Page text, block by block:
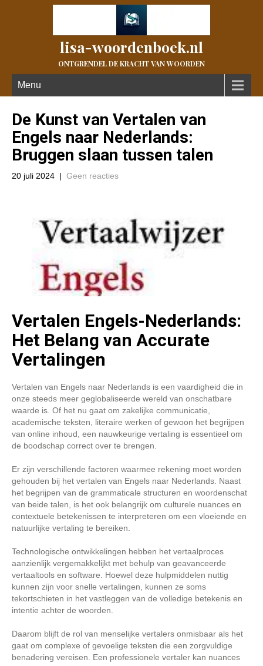
lisa-woordenboek.nl
ONTGRENDEL DE KRACHT VAN WOORDEN
Menu
De Kunst van Vertalen van
Engels naar Nederlands:
Bruggen slaan tussen talen
20 juli 2024 | Geen reacties
Vertalen Engels-Nederlands:
Het Belang van Accurate
Vertalingen
Vertalen van Engels naar Nederlands is een vaardigheid die in
onze steeds meer geglobaliseerde wereld van onschatbare
waarde is. Of het nu gaat om zakelijke communicatie,
academische teksten, literaire werken of gewoon het begrijpen
van online inhoud, een nauwkeurige vertaling is essentieel om
de boodschap correct over te brengen.
Er zijn verschillende factoren waarmee rekening moet worden
gehouden bij het vertalen van Engels naar Nederlands. Naast
het begrijpen van de grammaticale structuren en woordenschat
van beide talen, is het ook belangrijk om culturele nuances en
contextuele betekenissen te interpreteren om een vloeiende en
natuurlijke vertaling te bereiken.
Technologische ontwikkelingen hebben het vertaalproces
aanzienlijk vergemakkelijkt met behulp van geavanceerde
vertaaltools en software. Hoewel deze hulpmiddelen nuttig
kunnen zijn voor snelle vertalingen, kunnen ze soms
tekortschieten in het vastleggen van de volledige betekenis en
intentie achter de woorden.
Daarom blijft de rol van menselijke vertalers onmisbaar als het
gaat om complexe of gevoelige teksten die een zorgvuldige
benadering vereisen. Een professionele vertaler kan nuances